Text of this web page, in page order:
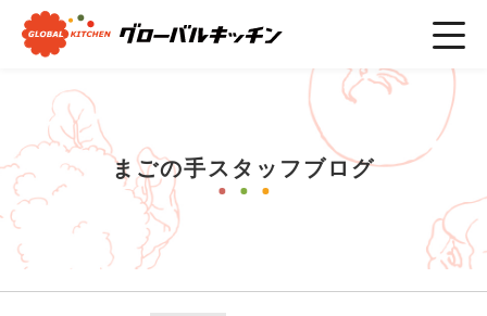
ホーム>まごの手スタッフブログ>お知らせ
本年もご愛顧い
ただき、ありがとうございました！
まごの手スタッフブログ